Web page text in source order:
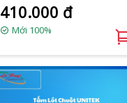
410.000 đ
Mới 100%